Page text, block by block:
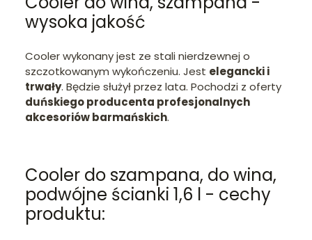
wysoka jakość
Cooler wykonany jest ze stali nierdzewnej o
szczotkowanym wykończeniu. Jest elegancki i
trwały. Będzie służył przez lata. Pochodzi z oferty
duńskiego producenta profesjonalnych
akcesoriów barmańskich.
Cooler do szampana, do wina,
podwójne ścianki 1,6 l - cechy
produktu: